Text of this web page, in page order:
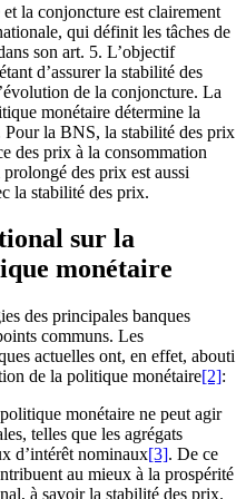
la conjoncture est clairement
qui définit les tâches de
son art. 5. L’objectif
d’assurer la stabilité des
de la conjoncture. La
monétaire détermine la
Pour la BNS, la stabilité des prix
des prix à la consommation
des prix est aussi
la stabilité des prix.
sur la
monétaire
des principales banques
communs. Les
actuelles ont, en effet, abouti
de la politique monétaire[2]:
monétaire ne peut agir
telles que les agrégats
d’intérêt nominaux[3]. De ce
au mieux à la prospérité
à savoir la stabilité des prix.